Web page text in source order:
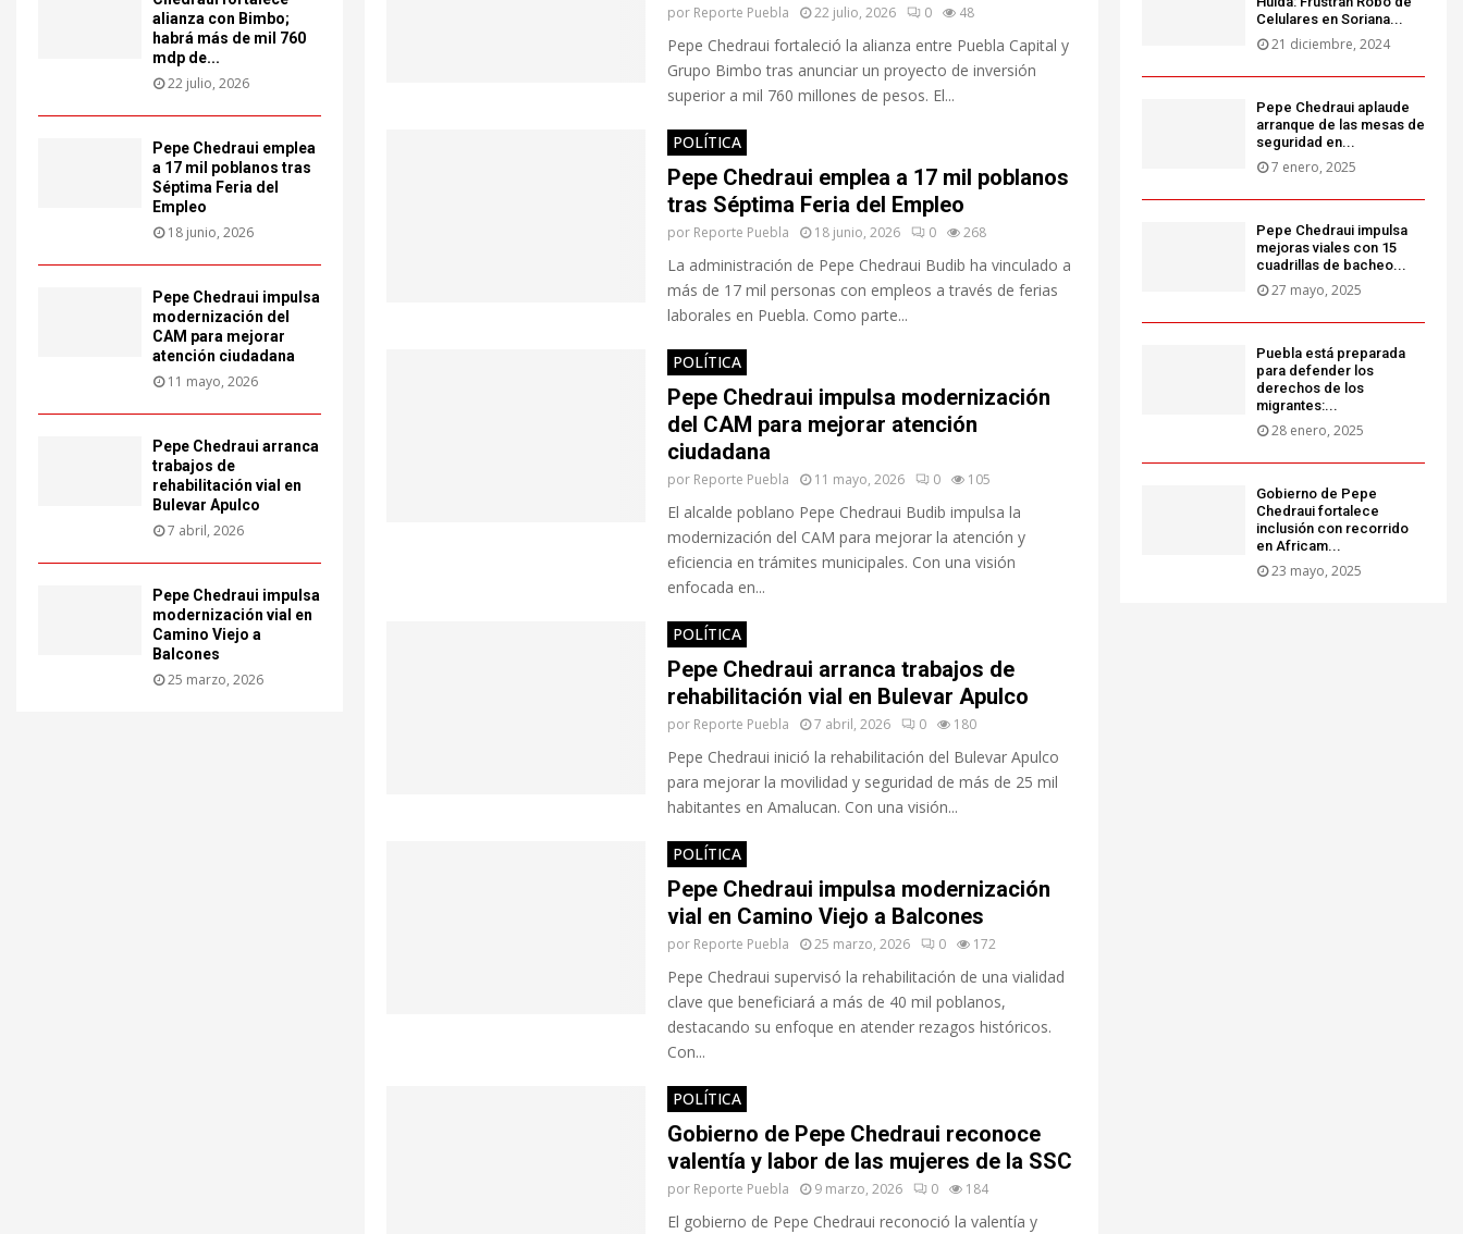
por Reporte Puebla 22 julio, 2026 0 48
Pepe Chedraui fortaleció la alianza entre Puebla Capital y
Grupo Bimbo tras anunciar un proyecto de inversión
superior a mil 760 millones de pesos. El...
POLÍTICA
Pepe Chedraui emplea a 17 mil poblanos
tras Séptima Feria del Empleo
por Reporte Puebla 18 junio, 2026 0 268
La administración de Pepe Chedraui Budib ha vinculado a
más de 17 mil personas con empleos a través de ferias
laborales en Puebla. Como parte...
POLÍTICA
Pepe Chedraui impulsa modernización
del CAM para mejorar atención
ciudadana
por Reporte Puebla 11 mayo, 2026 0 105
El alcalde poblano Pepe Chedraui Budib impulsa la
modernización del CAM para mejorar la atención y
eficiencia en trámites municipales. Con una visión
enfocada en...
POLÍTICA
Pepe Chedraui arranca trabajos de
rehabilitación vial en Bulevar Apulco
por Reporte Puebla 7 abril, 2026 0 180
Pepe Chedraui inició la rehabilitación del Bulevar Apulco
para mejorar la movilidad y seguridad de más de 25 mil
habitantes en Amalucan. Con una visión...
POLÍTICA
Pepe Chedraui impulsa modernización
vial en Camino Viejo a Balcones
por Reporte Puebla 25 marzo, 2026 0 172
Pepe Chedraui supervisó la rehabilitación de una vialidad
clave que beneficiará a más de 40 mil poblanos,
destacando su enfoque en atender rezagos históricos.
Con...
POLÍTICA
Gobierno de Pepe Chedraui reconoce
valentía y labor de las mujeres de la SSC
por Reporte Puebla 9 marzo, 2026 0 184
El gobierno de Pepe Chedraui reconoció la valentía y
alianza con Bimbo;
habrá más de mil 760
mdp de...
22 julio, 2026
Pepe Chedraui emplea
a 17 mil poblanos tras
Séptima Feria del
Empleo
18 junio, 2026
Pepe Chedraui impulsa
modernización del
CAM para mejorar
atención ciudadana
11 mayo, 2026
Pepe Chedraui arranca
trabajos de
rehabilitación vial en
Bulevar Apulco
7 abril, 2026
Pepe Chedraui impulsa
modernización vial en
Camino Viejo a
Balcones
25 marzo, 2026
Celulares en Soriana...
21 diciembre, 2024
Pepe Chedraui aplaude
arranque de las mesas de
seguridad en...
7 enero, 2025
Pepe Chedraui impulsa
mejoras viales con 15
cuadrillas de bacheo...
27 mayo, 2025
Puebla está preparada
para defender los
derechos de los
migrantes:...
28 enero, 2025
Gobierno de Pepe
Chedraui fortalece
inclusión con recorrido
en Africam...
23 mayo, 2025